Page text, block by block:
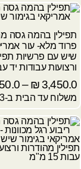
תפילין בהמה גסה
פרוד מלא- עור
שיש עם פרשיות
ורצועות עבודות יד עבות
3,450.0
₪
–
משלוח עד הבית ב-₪43